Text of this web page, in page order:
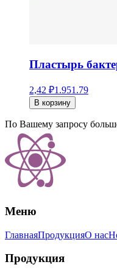
Пластырь
2,42 ₽1.951.79
В корзину
По Вашему запросу
Меню
ГлавнаяПродукцияО нас
Продукция